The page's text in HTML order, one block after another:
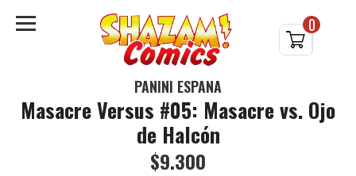
0
PANINI ESPAÑA
Masacre Versus #05: Masacre vs. Ojo
de Halcón
$9.300